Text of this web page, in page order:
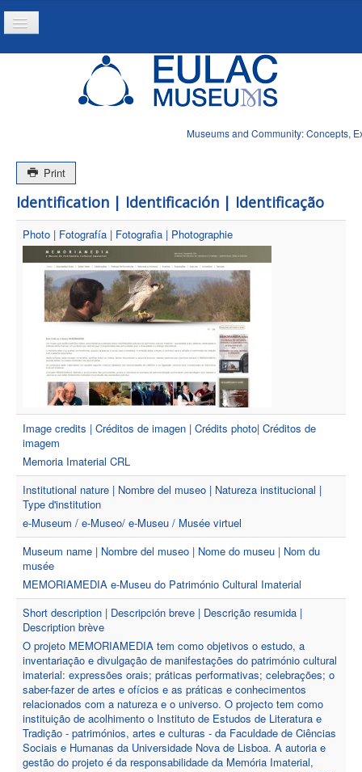
Museums and Community: Concepts,
Toggle
Navigation
Print
Identification | Identificación | Identificação
Photo | Fotografía | Fotografia | Photographie
Image credits | Créditos de imagen | Crédits photo| Créditos de
imagem
Memoria Imaterial CRL
Institutional nature | Nombre del museo | Natureza institucional |
Type d'institution
e-Museum / e-Museo/ e-Museu / Musée virtuel
Museum name | Nombre del museo | Nome do museu | Nom du
musée
MEMORIAMEDIA e-Museu do Património Cultural Imaterial
Short description | Descripción breve | Descrição resumida |
Description brève
O projeto MEMORIAMEDIA tem como objetivos o estudo, a
inventariação e divulgação de manifestações do património cultural
imaterial: expressões orais; práticas performativas; celebrações; o
saber-fazer de artes e ofícios e as práticas e conhecimentos
relacionados com a natureza e o universo. O projecto tem como
instituição de acolhimento o Instituto de Estudos de Literatura e
Tradição - patrimónios, artes e culturas - da Faculdade de Ciências
Sociais e Humanas da Universidade Nova de Lisboa. A autoria e
gestão do projeto é da responsabilidade da Memória Imaterial,